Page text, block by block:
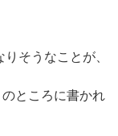
そうなことが、
ところに書かれ